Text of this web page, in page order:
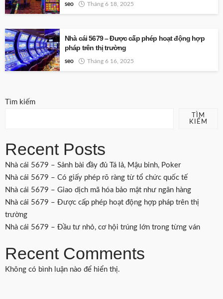
seo Tháng 6 18, 2025
Nhà cái 5679 – Được cấp phép hoạt động hợp
pháp trên thị trường
seo Tháng 6 16, 2025
Tìm kiếm
TÌM
KIẾM
Recent Posts
Nhà cái 5679 – Sảnh bài đầy đủ Tá lả, Mậu binh, Poker
Nhà cái 5679 – Có giấy phép rõ ràng từ tổ chức quốc tế
Nhà cái 5679 – Giao dịch mã hóa bảo mật như ngân hàng
Nhà cái 5679 – Được cấp phép hoạt động hợp pháp trên thị
trường
Nhà cái 5679 – Đầu tư nhỏ, cơ hội trúng lớn trong từng ván
Recent Comments
Không có bình luận nào để hiển thị.